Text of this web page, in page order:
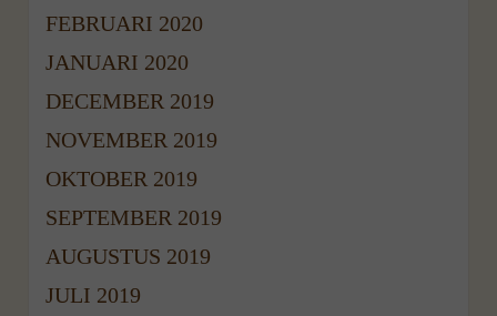
FEBRUARI 2020
JANUARI 2020
DECEMBER 2019
NOVEMBER 2019
OKTOBER 2019
SEPTEMBER 2019
AUGUSTUS 2019
JULI 2019